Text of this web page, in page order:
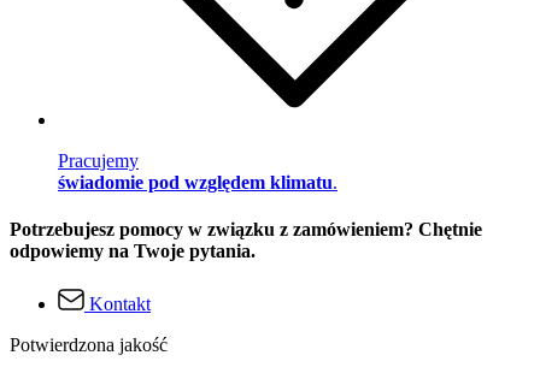
Pracujemy
świadomie pod względem klimatu.
Potrzebujesz pomocy w związku z zamówieniem? Chętnie
odpowiemy na Twoje pytania.
Kontakt
Potwierdzona jakość